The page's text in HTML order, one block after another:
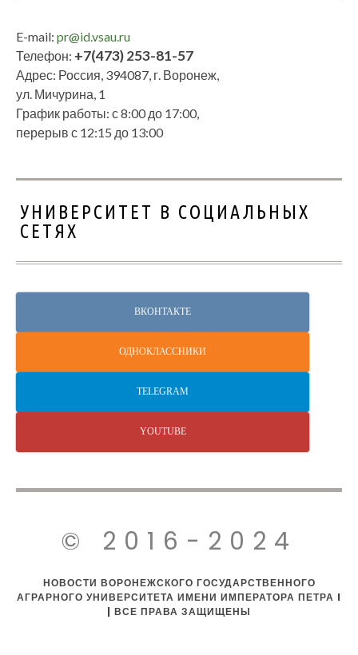
E-mail: pr@id.vsau.ru
Телефон: +7(473) 253-81-57
Адрес: Россия, 394087, г. Воронеж,
ул. Мичурина, 1
График работы: с 8:00 до 17:00,
перерыв с 12:15 до 13:00
УНИВЕРСИТЕТ В СОЦИАЛЬНЫХ
СЕТЯХ
ВКОНТАКТЕ
ОДНОКЛАССНИКИ
TELEGRAM
YOUTUBE
© 2016-2024
НОВОСТИ ВОРОНЕЖСКОГО ГОСУДАРСТВЕННОГО
АГРАРНОГО УНИВЕРСИТЕТА ИМЕНИ ИМПЕРАТОРА ПЕТРА I
| ВСЕ ПРАВА ЗАЩИЩЕНЫ